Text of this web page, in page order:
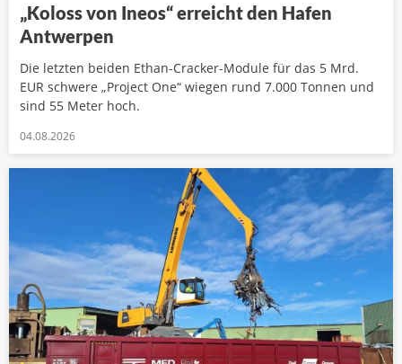
„Koloss von Ineos“ erreicht den Hafen
Antwerpen
Die letzten beiden Ethan-Cracker-Module für das 5 Mrd.
EUR schwere „Project One“ wiegen rund 7.000 Tonnen und
sind 55 Meter hoch.
04.08.2026